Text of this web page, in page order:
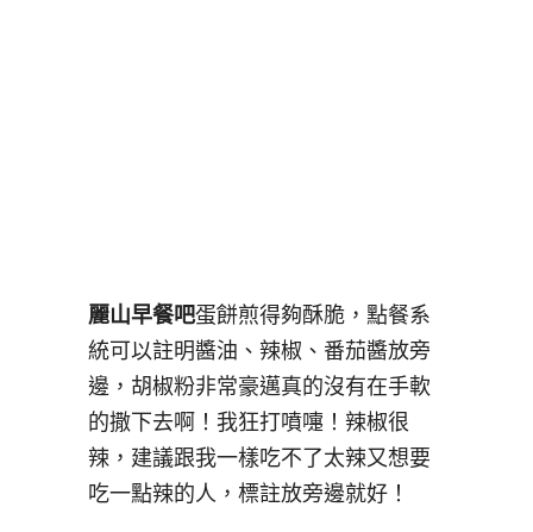
麗山早餐吧蛋餅煎得夠酥脆，點餐系
統可以註明醬油、辣椒、番茄醬放旁
邊，胡椒粉非常豪邁真的沒有在手軟
的撒下去啊！我狂打噴嚏！辣椒很
辣，建議跟我一樣吃不了太辣又想要
吃一點辣的人，標註放旁邊就好！